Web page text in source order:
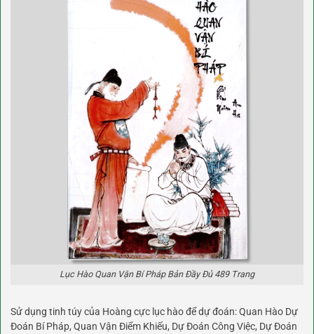
Lục Hào Quan Vận Bí Pháp Bản Đầy Đủ 489 Trang
Sử dụng tinh túy của Hoàng cực lục hào để dự đoán: Quan Hào Dự
Đoán Bí Pháp, Quan Vận Điểm Khiếu, Dự Đoán Công Việc, Dự Đoán